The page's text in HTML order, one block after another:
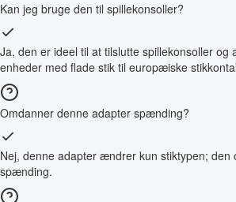
Kan jeg bruge den til spillekonsoller?
Ja, den er ideel til at tilslutte spillekonsoller og
enheder med flade stik til europæiske
Omdanner denne adapter spænding?
Nej, denne adapter ændrer kun stiktypen; den
spænding.